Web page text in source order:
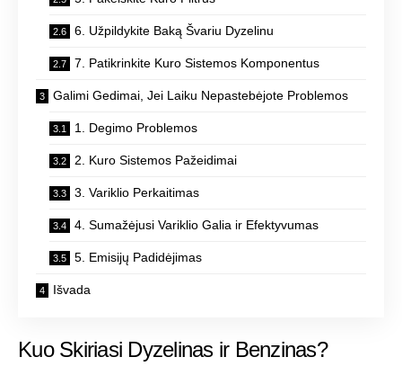
6. Užpildykite Baką Švariu Dyzelinu
7. Patikrinkite Kuro Sistemos Komponentus
Galimi Gedimai, Jei Laiku Nepastebėjote Problemos
1. Degimo Problemos
2. Kuro Sistemos Pažeidimai
3. Variklio Perkaitimas
4. Sumažėjusi Variklio Galia ir Efektyvumas
5. Emisijų Padidėjimas
Išvada
Kuo Skiriasi Dyzelinas ir Benzinas?